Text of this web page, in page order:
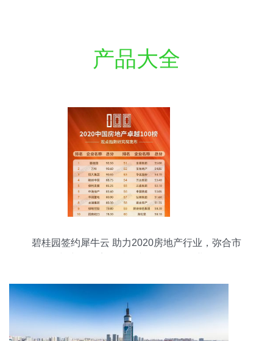
产品大全
碧桂园签约犀牛云 助力2020房地产行业，弥合市